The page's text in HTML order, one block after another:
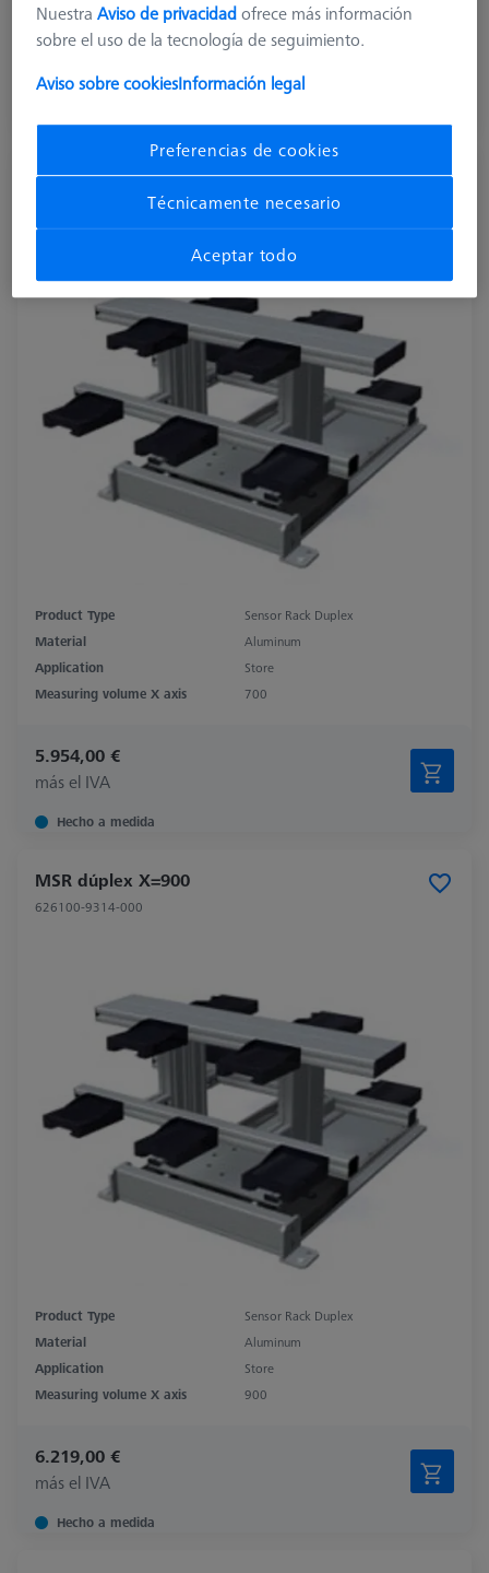
6.275,00 €
más el IVA
MSR dúplex X=700
Product Type
Sensor Rack Duplex
Material
Aluminum
Application
Store
Measuring volume X axis
700
5.954,00 €
más el IVA
Hecho a medida
MSR dúplex X=900
626100-9314-000
Product Type
Sensor Rack Duplex
Material
Aluminum
Application
Store
Measuring volume X axis
900
6.219,00 €
más el IVA
Hecho a medida
NuestraAviso de privacidadofrece más información
sobre el uso de la tecnología de seguimiento.
Aviso sobre cookiesInformación legal
Preferencias de cookies
Técnicamente necesario
Aceptar todo